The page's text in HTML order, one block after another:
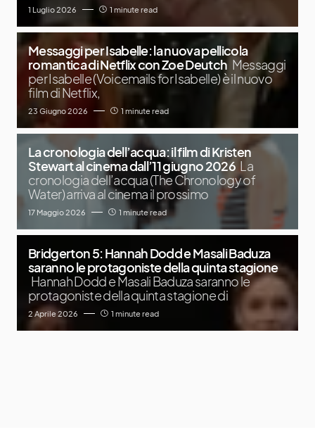
1 Luglio 2026 1 minute read
Messaggi per Isabelle: la nuova pellicola
romantica di Netflix con Zoe Deutch Messaggi
per Isabelle (Voicemails for Isabelle) è il nuovo
film di Netflix,
23 Giugno 2026 1 minute read
La cronologia dell’acqua: il film di Kristen
Stewart al cinema dall’11 giugno 2026 La
cronologia dell’acqua (The Chronology of
Water) arriva al cinema il prossimo
17 Maggio 2026 1 minute read
Bridgerton 5: Hannah Dodd e Masali Baduza
saranno le protagoniste della quinta stagione
Hannah Dodd e Masali Baduza saranno le
protagoniste della quinta stagione di
2 Aprile 2026 1 minute read